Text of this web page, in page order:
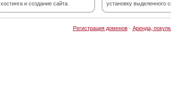
хостинга и создание сайта.
установку выделенного
Регистрация доменов· Аренда,